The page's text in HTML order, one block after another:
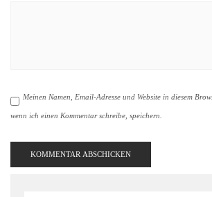
Meinen Namen, Email-Adresse und Website in diesem
wenn ich einen Kommentar schreibe, speichern.